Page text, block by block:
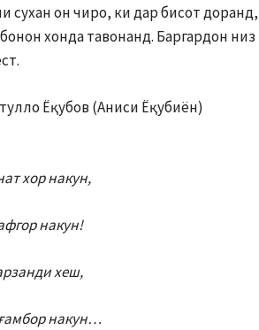
сухан он чиро, ки дар бисот доранд,
хонда тавонанд. Баргардон низ
Ёқубов (Аниси Ёқубиён)
хор накун,
накун!
хеш,
накун…